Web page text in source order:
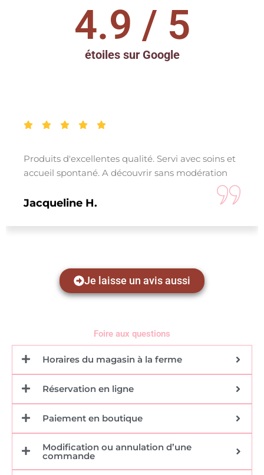
4.9 / 5
étoiles sur Google
Produits d'excellentes qualité. Servi avec soins et
accueil spontané. A découvrir sans modération
Jacqueline H.
Je laisse un avis aussi
Foire aux questions
Horaires du magasin à la ferme
Réservation en ligne
Paiement en boutique
Modification ou annulation d’une
commande